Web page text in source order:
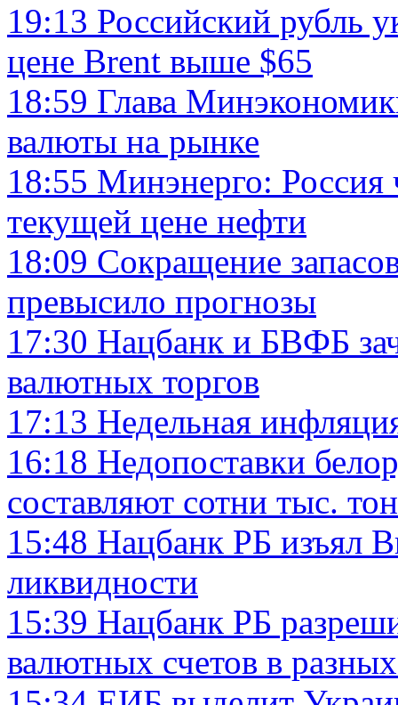
19:13 Российский рубль
цене Brent выше $65
18:59 Глава
валюты на рынке
18:55 Минэнерго: Россия
текущей цене нефти
18:09 Сокращение
превысило прогнозы
17:30 Нацбанк и БВФБ
валютных торгов
17:13 Недельная
16:18 Недопоставки
составляют сотни тыс.
15:48 Нацбанк РБ изъял
ликвидности
15:39 Нацбанк РБ
валютных счетов в